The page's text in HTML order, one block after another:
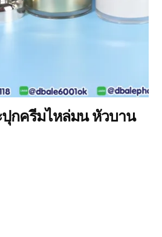
ปุกครีมไหล่มน หัวบาน